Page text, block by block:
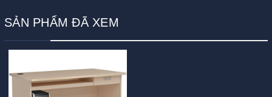
SẢN PHẨM ĐÃ XEM